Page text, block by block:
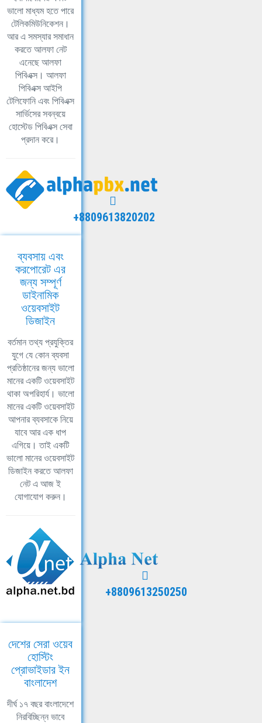
ভালো মাধ্যম হতে পারে
টেলিকমিউনিকেশন।
আর এ সমস্যার সমাধান
করতে আলফা নেট
এনেছে আলফা
পিবিএক্স। আলফা
পিবিএক্স আইপি
টেলিফোনি এবং পিবিএক্স
সার্ভিসের সবন্বয়ে
হোস্টেড পিবিএক্স সেবা
প্রদান করে।
+8809613820202
ব্যবসায় এবং
করপোরেট এর
জন্য সম্পূর্ণ
ডাইনামিক
ওয়েবসাইট
ডিজাইন
বর্তমান তথ্য প্রযুক্তির
যুগে যে কোন ব্যবসা
প্রতিষ্ঠানের জন্য ভালো
মানের একটি ওয়েবসাইট
থাকা অপরিহার্য। ভালো
মানের একটি ওয়েবসাইট
আপনার ব্যবসাকে নিয়ে
যাবে আর এক ধাপ
এগিয়ে। তাই একটি
ভালো মানের ওয়েবসাইট
ডিজাইন করতে আলফা
নেট এ আজ ই
যোগাযোগ করুন।
+8809613250250
দেশের সেরা ওয়েব
হোস্টিং
প্রোভাইডার ইন
বাংলাদেশ
দীর্ঘ ১৭ বছর বাংলাদেশে
নিরবিচ্ছিন্ন ভাবে